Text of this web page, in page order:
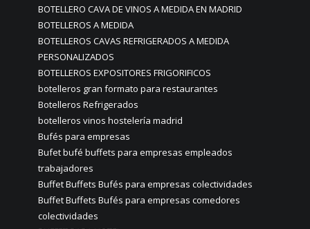
BOTELLERO CAVA DE VINOS A MEDIDA EN MADRID
BOTELLEROS A MEDIDA
BOTELLEROS CAVAS REFRIGERADOS A MEDIDA
PERSONALIZADOS
BOTELLEROS EXPOSITORES FRIGORIFICOS
botelleros gran formato para restaurantes
Botelleros Refrigerados
botelleros vinos hostelería madrid
Bufés para empresas
Bufet bufé buffets para empresas empleados
trabajadores
Buffet Buffets Bufés para empresas colectividades
Buffet Buffets Bufés para empresas comedores
colectividades